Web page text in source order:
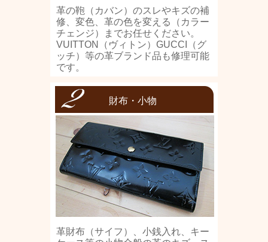
革の鞄（カバン）のスレやキズの補
修、変色、革の色を変える（カラー
チェンジ）までお任せください。
VUITTON（ヴィトン）GUCCI（グ
ッチ）等の革ブランド品も修理可能
です。
財布・小物
革財布（サイフ）、小銭入れ、キー